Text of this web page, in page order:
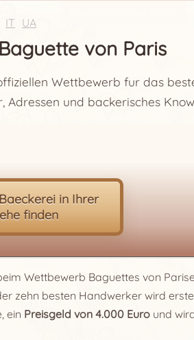
IT UA
von Paris
Wettbewerb fur das
Adressen und backerisches
in Ihrer
finden
Wettbewerb Baguettes von
zehn besten Handwerker wird
ein Preisgeld von 4.000 Euro und